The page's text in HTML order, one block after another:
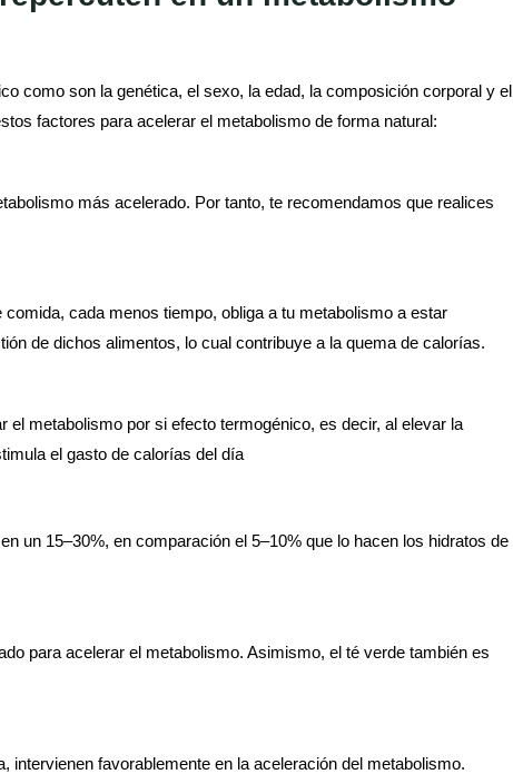
como son la genética, el sexo, la edad, la composición corporal y el
factores para acelerar el metabolismo de forma natural:
más acelerado. Por tanto, te recomendamos que realices
cada menos tiempo, obliga a tu metabolismo a estar
de dichos alimentos, lo cual contribuye a la quema de calorías.
el metabolismo por si efecto termogénico, es decir, al elevar la
el gasto de calorías del día
un 15–30%, en comparación el 5–10% que lo hacen los hidratos de
para acelerar el metabolismo. Asimismo, el té verde también es
intervienen favorablemente en la aceleración del metabolismo.